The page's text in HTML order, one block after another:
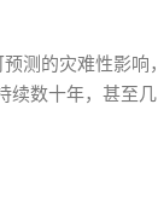
测的灾难性影响，
续数十年，甚至几